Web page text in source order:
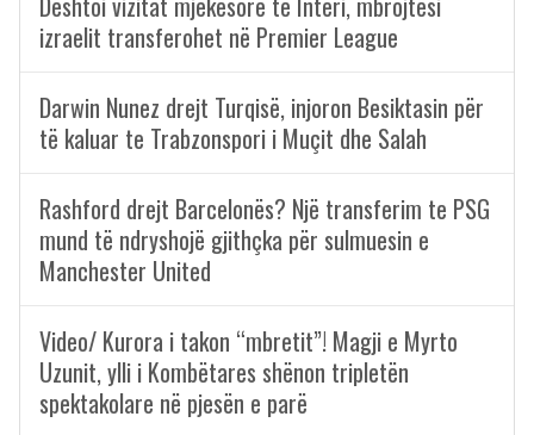
izraelit transferohet në Premier League
Darwin Nunez drejt Turqisë, injoron Besiktasin për
të kaluar te Trabzonspori i Muçit dhe Salah
Rashford drejt Barcelonës? Një transferim te PSG
mund të ndryshojë gjithçka për sulmuesin e
Manchester United
Video/ Kurora i takon “mbretit”! Magji e Myrto
Uzunit, ylli i Kombëtares shënon tripletën
spektakolare në pjesën e parë